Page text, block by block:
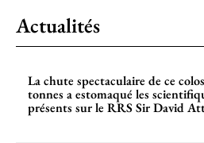
Actualités
La chute spectaculaire de ce
tonnes a estomaqué les
présents sur le RRS Sir David